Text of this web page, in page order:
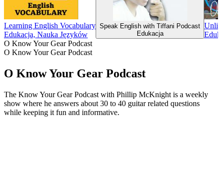
Learning English Vocabulary
Edukacja, Nauka Języków
Speak English with Tiffani Podcast
Edukacja
O Know Your Gear Podcast
O Know Your Gear Podcast
O Know Your Gear Podcast
The Know Your Gear Podcast with Phillip McKnight is a weekly
show where he answers about 30 to 40 guitar related questions
while keeping it fun and informative.